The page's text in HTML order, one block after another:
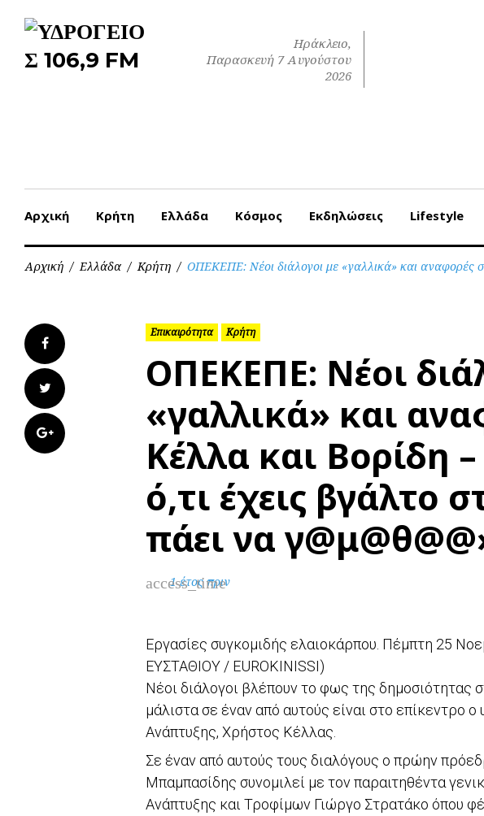
Ηράκλειο,
Παρασκευή 7 Αυγούστου
2026
Αρχική Κρήτη Ελλάδα Κόσμος Εκδηλώσεις Lifestyle
Αρχική / Ελλάδα / Κρήτη / ΟΠΕΚΕΠΕ: Νέοι διάλογοι με «γαλλικά» και αναφορές
Facebook
Twitter
Google+
Επικαιρότητα Κρήτη
ΟΠΕΚΕΠΕ: Νέοι
«γαλλικά» και
Κέλλα και Βορίδη
ό,τι έχεις βγάλτο
πάει να
access_time
1 έτος πριν
Εργασίες συγκομιδής ελαιοκάρπου. Πέμπτη 25
ΕΥΣΤΑΘΙΟΥ / EUROKINISSI)
Νέοι διάλογοι βλέπουν το φως της δημοσιότητας
μάλιστα σε έναν από αυτούς είναι στο επίκεντρο
Ανάπτυξης, Χρήστος Κέλλας.
Σε έναν από αυτούς τους διαλόγους ο πρώην
Μπαμπασίδης συνομιλεί με τον παραιτηθέντα
Ανάπτυξης και Τροφίμων Γιώργο Στρατάκο όπου